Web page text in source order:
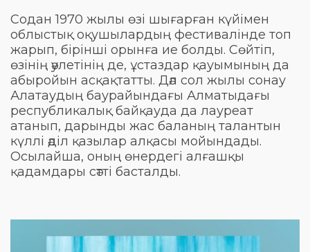
Содан 1970 жылы өзі шығарған күйімен
облыстық оқушылардың фестивалінде топ
жарып, бірінші орынға ие болды. Сөйтіп,
өзінің әулетінің де, ұстаздар қауымының да
абыройын асқақтатты. Дәл сол жылы сонау
Алатаудың баурайындағы Алматыдағы
республикалық байқауда да лауреат
атанып, дарынды жас баланың талантын
күллі әділ қазылар алқасы мойындады.
Осылайша, оның өнердегі алғашқы
қадамдары сәтті басталды.